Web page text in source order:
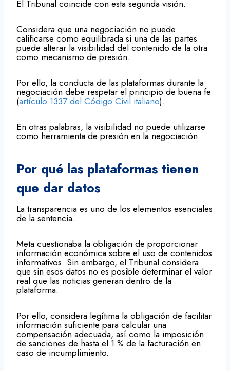
El Tribunal coincide con esta segunda visión.
Considera que una negociación no puede
calificarse como equilibrada si una de las partes
puede alterar la visibilidad del contenido de la otra
como mecanismo de presión.
Por ello, la conducta de las plataformas durante la
negociación debe respetar el principio de buena fe
(artículo 1337 del Código Civil italiano).
En otras palabras, la visibilidad no puede utilizarse
como herramienta de presión en la negociación.
Por qué las plataformas tienen
que dar datos
La transparencia es uno de los elementos esenciales
de la sentencia.
Meta cuestionaba la obligación de proporcionar
información económica sobre el uso de contenidos
informativos. Sin embargo, el Tribunal considera
que sin esos datos no es posible determinar el valor
real que las noticias generan dentro de la
plataforma.
Por ello, considera legítima la obligación de facilitar
información suficiente para calcular una
compensación adecuada, así como la imposición
de sanciones de hasta el 1 % de la facturación en
caso de incumplimiento.